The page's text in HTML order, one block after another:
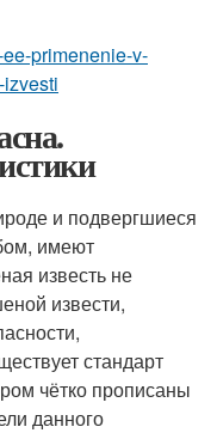
primenenie-v-
и подвергшиеся
имеют
известь не
извести,
стандарт
чётко прописаны
данного